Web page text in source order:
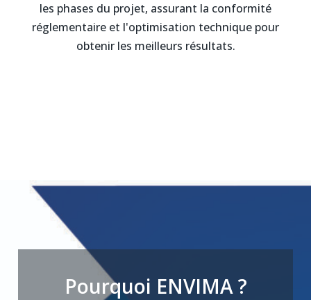
les phases du projet, assurant la conformité
réglementaire et l'optimisation technique pour
obtenir les meilleurs résultats.
Pourquoi ENVIMA ?